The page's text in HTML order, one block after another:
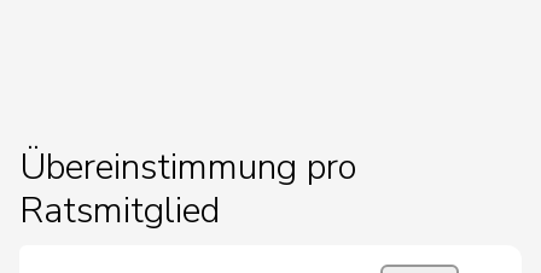
Übereinstimmung pro
Ratsmitglied